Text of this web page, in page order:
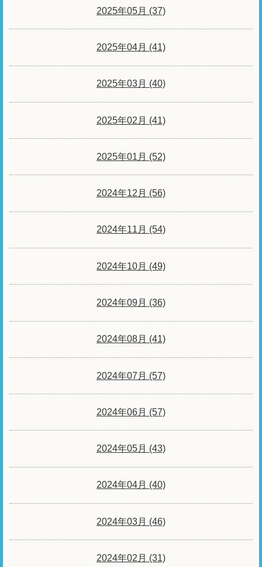
2025年05月 (37)
2025年04月 (41)
2025年03月 (40)
2025年02月 (41)
2025年01月 (52)
2024年12月 (56)
2024年11月 (54)
2024年10月 (49)
2024年09月 (36)
2024年08月 (41)
2024年07月 (57)
2024年06月 (57)
2024年05月 (43)
2024年04月 (40)
2024年03月 (46)
2024年02月 (31)